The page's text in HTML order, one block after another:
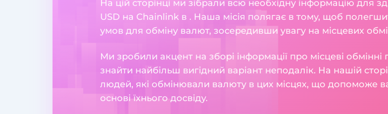
На цій сторінці ми зібрали всю необхідну інформацію для
USD на Chainlink в . Наша місія полягає в тому, щоб
умов для обміну валют, зосередивши увагу на місцевих
Ми зробили акцент на зборі інформації про місцеві
знайти найбільш вигідний варіант неподалік. На нашій
людей, які обмінювали валюту в цих місцях, що допоможе
основі їхнього досвіду.